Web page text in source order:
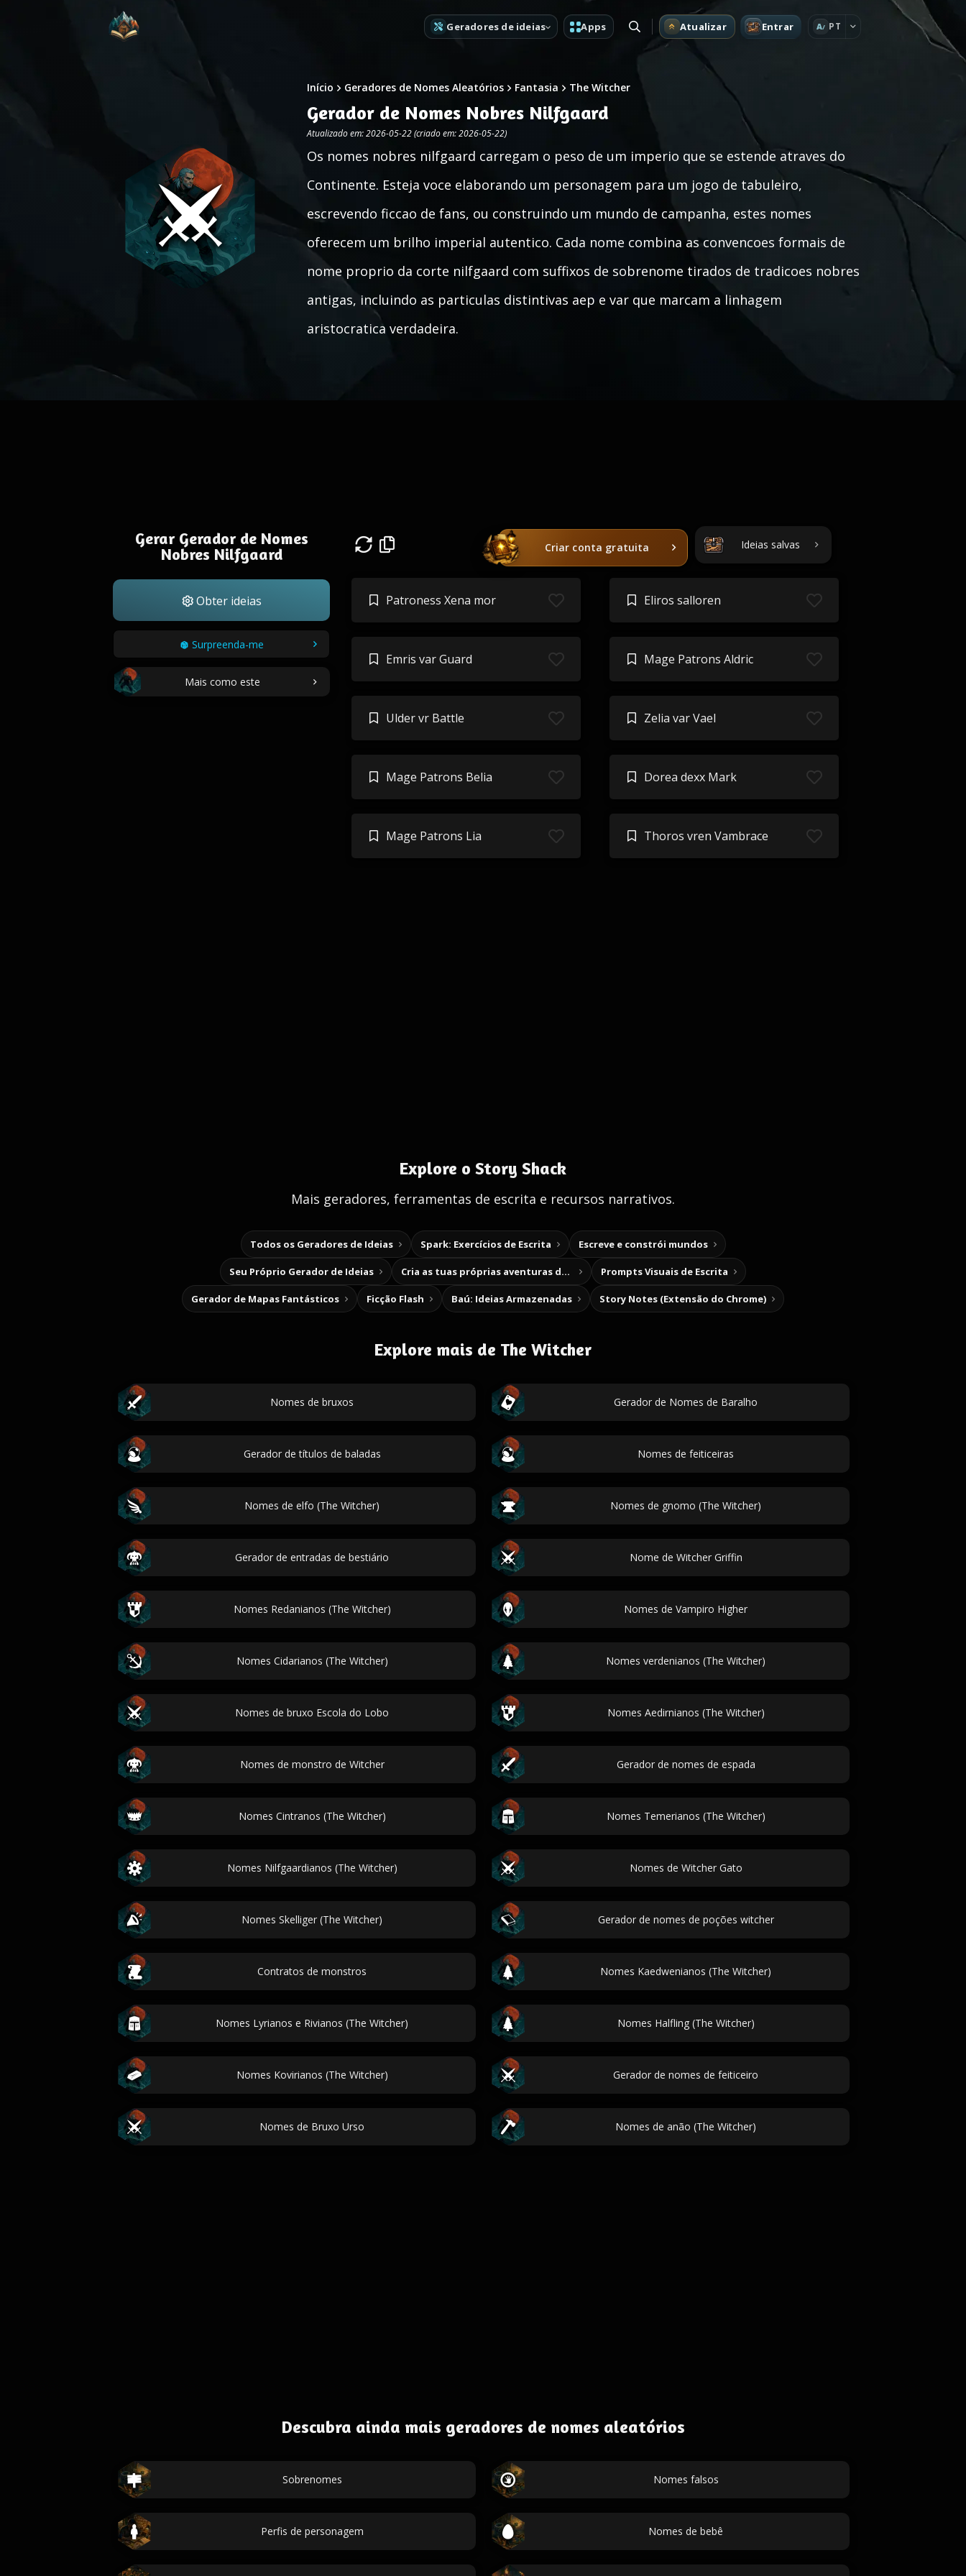
Geradores de ideias Apps Atualizar Entrar A PT
Início Geradores de Nomes Aleatórios Fantasia The Witcher
Gerador de Nomes Nobres Nilfgaard
Atualizado em: 2026-05-22 (criado em: 2026-05-22)
Os nomes nobres nilfgaard carregam o peso de um imperio que se estende atraves do
Continente. Esteja voce elaborando um personagem para um jogo de tabuleiro,
escrevendo ficcao de fans, ou construindo um mundo de campanha, estes nomes
oferecem um brilho imperial autentico. Cada nome combina as convencoes formais de
nome proprio da corte nilfgaard com suffixos de sobrenome tirados de tradicoes nobres
antigas, incluindo as particulas distintivas aep e var que marcam a linhagem
aristocratica verdadeira.
Gerar Gerador de Nomes
Nobres Nilfgaard
Obter ideias
Surpreenda-me
Mais como este
Criar conta gratuita Ideias salvas
Patroness Xena mor Eliros salloren
Emris var Guard Mage Patrons Aldric
Ulder vr Battle Zelia var Vael
Mage Patrons Belia Dorea dexx Mark
Mage Patrons Lia Thoros vren Vambrace
Explore o Story Shack
Mais geradores, ferramentas de escrita e recursos narrativos.
Todos os Geradores de Ideias Spark: Exercícios de Escrita Escreve e constrói mundos
Seu Próprio Gerador de Ideias Cria as tuas próprias aventuras de escolha Prompts Visuais de Escrita
Gerador de Mapas Fantásticos Ficção Flash Baú: Ideias Armazenadas Story Notes (Extensão do Chrome)
Explore mais de The Witcher
Nomes de bruxos Gerador de Nomes de Baralho
Gerador de títulos de baladas Nomes de feiticeiras
Nomes de elfo (The Witcher) Nomes de gnomo (The Witcher)
Gerador de entradas de bestiário Nome de Witcher Griffin
Nomes Redanianos (The Witcher) Nomes de Vampiro Higher
Nomes Cidarianos (The Witcher) Nomes verdenianos (The Witcher)
Nomes de bruxo Escola do Lobo Nomes Aedirnianos (The Witcher)
Nomes de monstro de Witcher Gerador de nomes de espada
Nomes Cintranos (The Witcher) Nomes Temerianos (The Witcher)
Nomes Nilfgaardianos (The Witcher) Nomes de Witcher Gato
Nomes Skelliger (The Witcher) Gerador de nomes de poções witcher
Contratos de monstros Nomes Kaedwenianos (The Witcher)
Nomes Lyrianos e Rivianos (The Witcher) Nomes Halfling (The Witcher)
Nomes Kovirianos (The Witcher) Gerador de nomes de feiticeiro
Nomes de Bruxo Urso Nomes de anão (The Witcher)
Descubra ainda mais geradores de nomes aleatórios
Sobrenomes Nomes falsos
Perfis de personagem Nomes de bebê